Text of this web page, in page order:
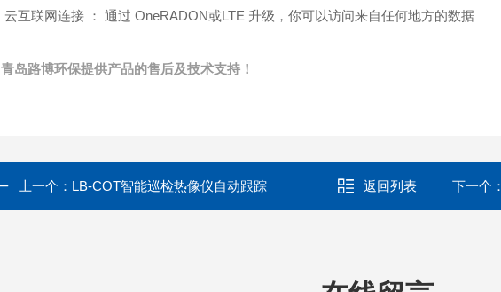
云互联网连接 ： 通过 OneRADON或LTE 升级，你可以访问来自任何地方的数据
青岛路博环保提供产品的售后及技术支持！
上一个： LB-COT智能巡检热像仪自动跟踪 返回列表 下一个：